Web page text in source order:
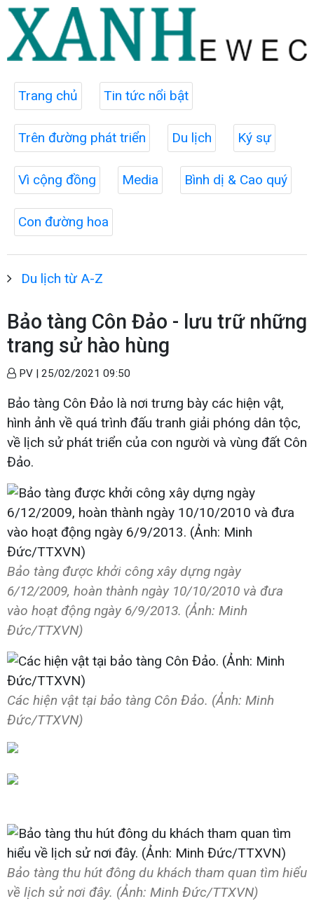
Trang chủ Tin tức nổi bật
Trên đường phát triển Du lịch Ký sự
Vì cộng đồng Media Bình dị & Cao quý
Con đường hoa
Du lịch từ A-Z
Bảo tàng Côn Đảo - lưu trữ những
trang sử hào hùng
PV | 25/02/2021 09:50
Bảo tàng Côn Đảo là nơi trưng bày các hiện vật,
hình ảnh về quá trình đấu tranh giải phóng dân tộc,
về lịch sử phát triển của con người và vùng đất Côn
Đảo.
Bảo tàng được khởi công xây dựng ngày
6/12/2009, hoàn thành ngày 10/10/2010 và đưa
vào hoạt động ngày 6/9/2013. (Ảnh: Minh
Đức/TTXVN)
Các hiện vật tại bảo tàng Côn Đảo. (Ảnh: Minh
Đức/TTXVN)
Bảo tàng thu hút đông du khách tham quan tìm hiểu
về lịch sử nơi đây. (Ảnh: Minh Đức/TTXVN)